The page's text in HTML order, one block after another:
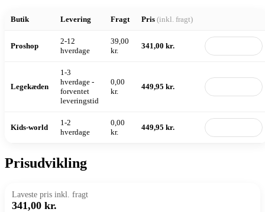
Butik Levering Fragt Pris (inkl. fragt)
Proshop
2-12
hverdage
39,00
kr.
341,00 kr.
Legekæden
1-3
hverdage -
forventet
leveringstid
0,00
kr.
449,95 kr.
Kids-world
1-2
hverdage
0,00
kr.
449,95 kr.
Prisudvikling
Laveste pris inkl. fragt
341,00 kr.